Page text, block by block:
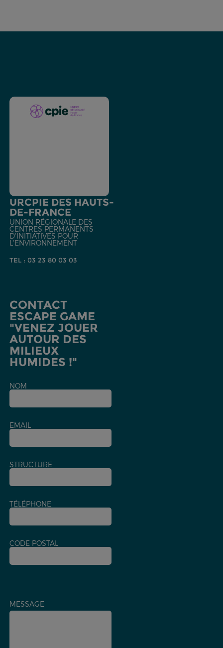
URCPIE DES HAUTS-
DE-FRANCE
UNION RÉGIONALE DES
CENTRES PERMANENTS
D'INITIATIVES POUR
L'ENVIRONNEMENT
TEL : 03 23 80 03 03
CONTACT
ESCAPE GAME
"VENEZ JOUER
AUTOUR DES
MILIEUX
HUMIDES !"
NOM
EMAIL
STRUCTURE
TÉLÉPHONE
CODE POSTAL
MESSAGE